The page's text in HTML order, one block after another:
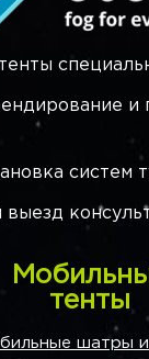
и
систем
выезд
тенты
шатры